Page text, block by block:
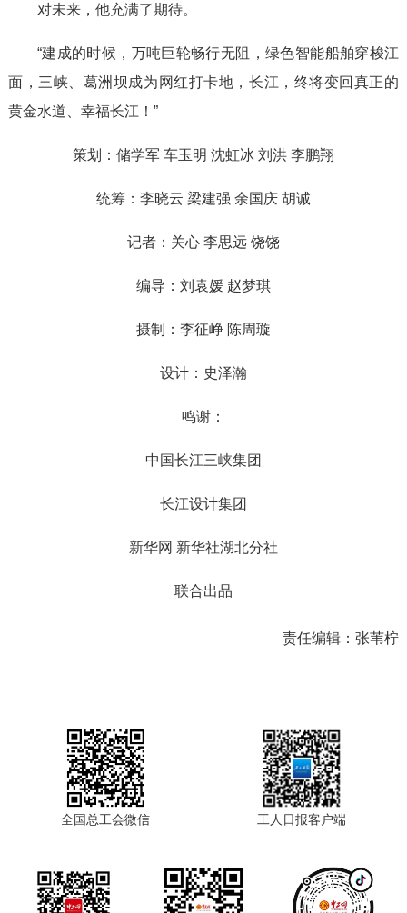
对未来，他充满了期待。
“建成的时候，万吨巨轮畅行无阻，绿色智能船舶穿梭江
面，三峡、葛洲坝成为网红打卡地，长江，终将变回真正的
黄金水道、幸福长江！”
策划：储学军 车玉明 沈虹冰 刘洪 李鹏翔
统筹：李晓云 梁建强 余国庆 胡诚
记者：关心 李思远 饶饶
编导：刘袁媛 赵梦琪
摄制：李征峥 陈周璇
设计：史泽瀚
鸣谢：
中国长江三峡集团
长江设计集团
新华网 新华社湖北分社
联合出品
责任编辑：张苇柠
全国总工会微信 工人日报客户端